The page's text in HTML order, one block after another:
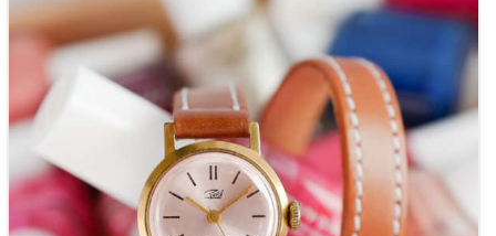
Zarja mini or rose « Montre Femme de Cocktail » –
1960’s